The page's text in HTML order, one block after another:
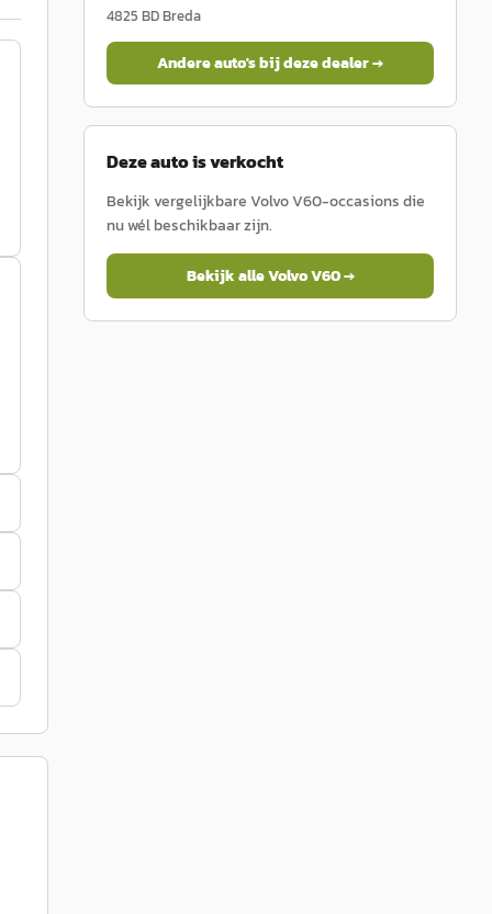
4825 BDBreda
Andere auto's bij deze dealer →
Deze auto is verkocht
Bekijk vergelijkbareVolvoV60-occasions die
nu wél beschikbaar zijn.
Bekijk alleVolvoV60→